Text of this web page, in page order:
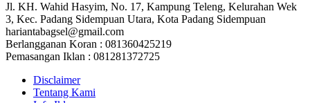
Jl. KH. Wahid Hasyim, No. 17, Kampung Teleng, Kelurahan Wek
3, Kec. Padang Sidempuan Utara, Kota Padang Sidempuan
hariantabagsel@gmail.com
Berlangganan Koran : 081360425219
Pemasangan Iklan : 081281372725
Disclaimer
Tentang Kami